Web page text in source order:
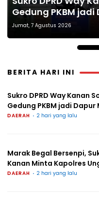
Gedung PKBM jadi
Kanan Minta
Jumat, 7 Agustus 2026
Kecil Dampak
dan Green Policing
Barat
BERITA HARI INI
Sukro DPRD Way Kanan
Gedung PKBM jadi Dapur
DAERAH 2 hari yang lalu
Marak Begal Bersenpi,
Kanan Minta Kapolres
DAERAH 2 hari yang lalu